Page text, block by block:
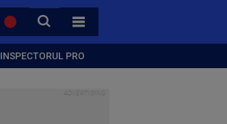
CAUTA
TOATE CATEGORIILE
INSPECTORUL PRO